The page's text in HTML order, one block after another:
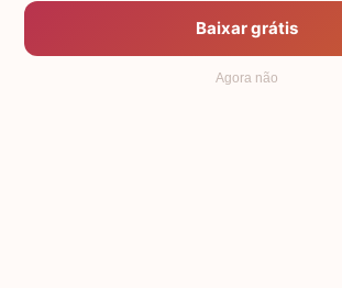
Baixar grátis
Agora não